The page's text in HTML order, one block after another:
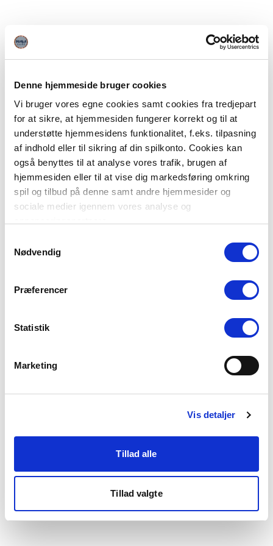
Denne hjemmeside bruger cookies
Vi bruger vores egne cookies samt cookies fra tredjepart
for at sikre, at hjemmesiden fungerer korrekt og til at
understøtte hjemmesidens funktionalitet, f.eks. tilpasning
af indhold eller til sikring af din spilkonto. Cookies kan
også benyttes til at analyse vores trafik, brugen af
hjemmesiden eller til at vise dig markedsføring omkring
spil og tilbud på denne samt andre hjemmesider og
sociale medier igennem vores analyse og
Du kan læse mere om vores brug af cookies under
"Detaljer" eller ved at klikke videre til vores Cookiepolitik,
Nødvendig
Præferencer
Statistik
Marketing
Vis detaljer
Tillad alle
Tillad valgte